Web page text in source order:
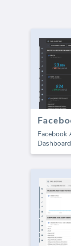
Facebook